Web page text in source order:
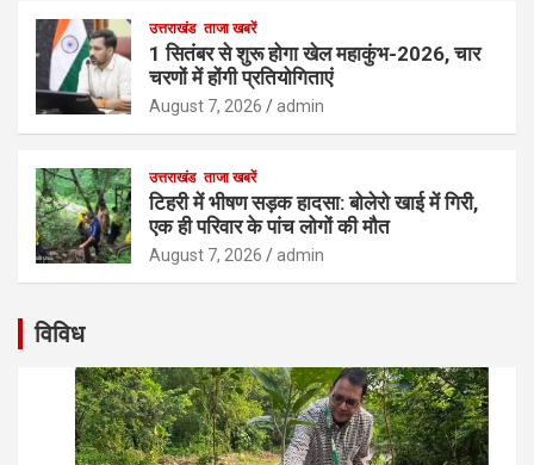
उत्तराखंड ताजा खबरें
1 सितंबर से शुरू होगा खेल महाकुंभ-2026, चार
चरणों में होंगी प्रतियोगिताएं
August 7, 2026 admin
उत्तराखंड ताजा खबरें
टिहरी में भीषण सड़क हादसा: बोलेरो खाई में गिरी,
एक ही परिवार के पांच लोगों की मौत
August 7, 2026 admin
विविध